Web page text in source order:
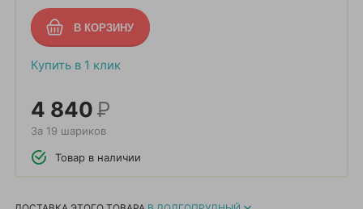
Купить в 1 клик
4 840Р
За 19 шариков
Товар в наличии